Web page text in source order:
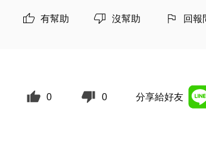
有幫助 沒幫助 回報
0 0 分享給好友